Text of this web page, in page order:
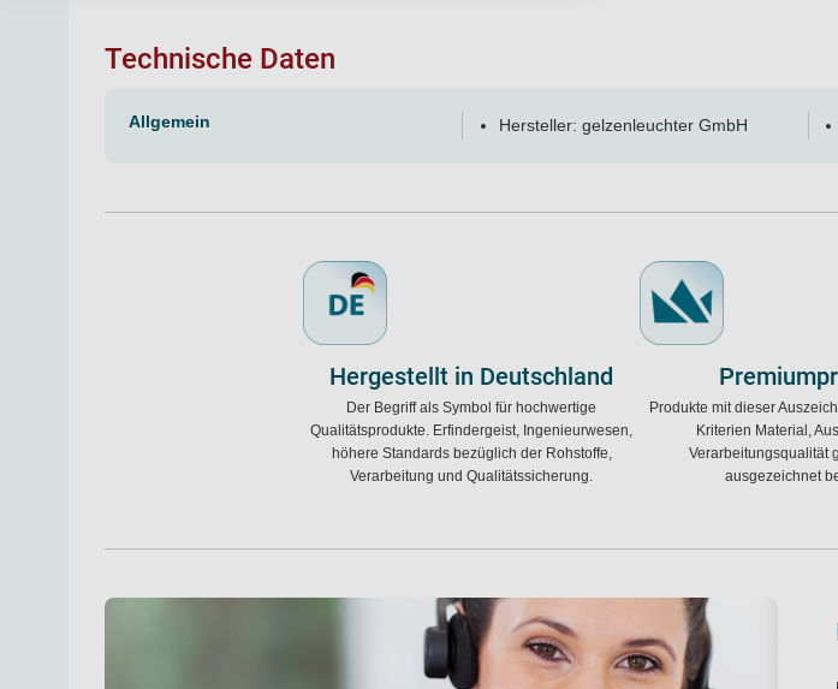
Technische Daten
Allgemein Hersteller: gelzenleuchter GmbH
Hergestellt in Deutschland
Der Begriff als Symbol für hochwertige
Qualitätsprodukte. Erfindergeist, Ingenieurwesen,
höhere Standards bezüglich der Rohstoffe,
Verarbeitung und Qualitätssicherung.
Produkte mit dieser
Kriterien Material,
Verarbeitungsqualität
ausgezeichnet